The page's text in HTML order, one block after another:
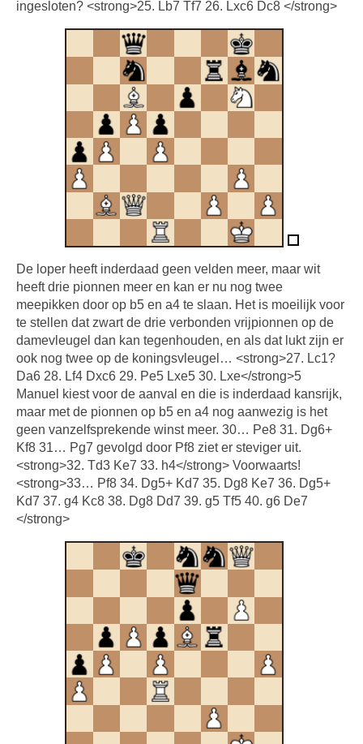
ingesloten? <strong>25. Lb7 Tf7 26. Lxc6 Dc8 </strong>
De loper heeft inderdaad geen velden meer, maar wit
heeft drie pionnen meer en kan er nu nog twee
meepikken door op b5 en a4 te slaan. Het is moeilijk voor
te stellen dat zwart de drie verbonden vrijpionnen op de
damevleugel dan kan tegenhouden, en als dat lukt zijn er
ook nog twee op de koningsvleugel… <strong>27. Lc1?
Da6 28. Lf4 Dxc6 29. Pe5 Lxe5 30. Lxe</strong>5
Manuel kiest voor de aanval en die is inderdaad kansrijk,
maar met de pionnen op b5 en a4 nog aanwezig is het
geen vanzelfsprekende winst meer. 30… Pe8 31. Dg6+
Kf8 31… Pg7 gevolgd door Pf8 ziet er steviger uit.
<strong>32. Td3 Ke7 33. h4</strong> Voorwaarts!
<strong>33… Pf8 34. Dg5+ Kd7 35. Dg8 Ke7 36. Dg5+
Kd7 37. g4 Kc8 38. Dg8 Dd7 39. g5 Tf5 40. g6 De7
</strong>